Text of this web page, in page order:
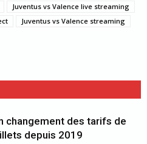
Juventus vs Valence live streaming
Juventus vs Valence streaming
changement des tarifs de
depuis 2019